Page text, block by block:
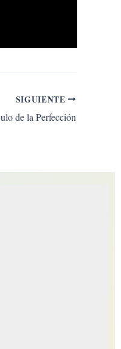
SIGUIENTE
de la Perfección